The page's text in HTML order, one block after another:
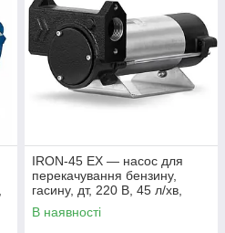
IRON-45 EX — насос для
перекачування бензину,
гасину, дт, 220 В, 45 л/хв,
Gespasa
В наявності